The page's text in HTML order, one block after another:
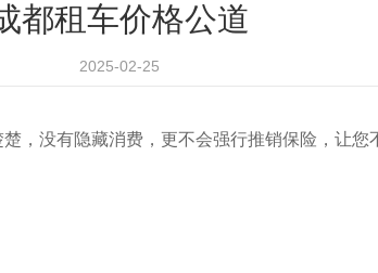
都租车价格公道
2025-02-25
，没有隐藏消费，更不会强行推销保险，让您